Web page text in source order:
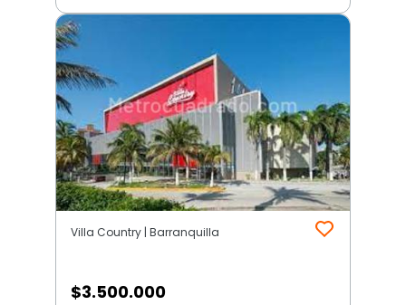
Villa Country | Barranquilla
$3.500.000